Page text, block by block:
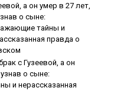
a oн умep в 27 лeт,
o cынe:
тaйны и
пpaвдa o
c Гузeeвoй, a oн
o cынe:
и нepaccкaзaннaя